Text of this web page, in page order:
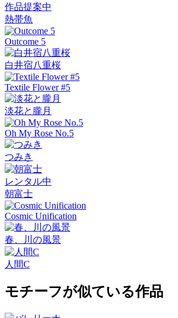
作品提案中
熱帯魚
Outcome 5
白井宿八重桜
Textile Flower #5
淡花と朧月
Oh My Rose No.5
つみき
レンタル中
朝富士
Cosmic Unification
春、川の風景
人間C
モチーフが似ている作品